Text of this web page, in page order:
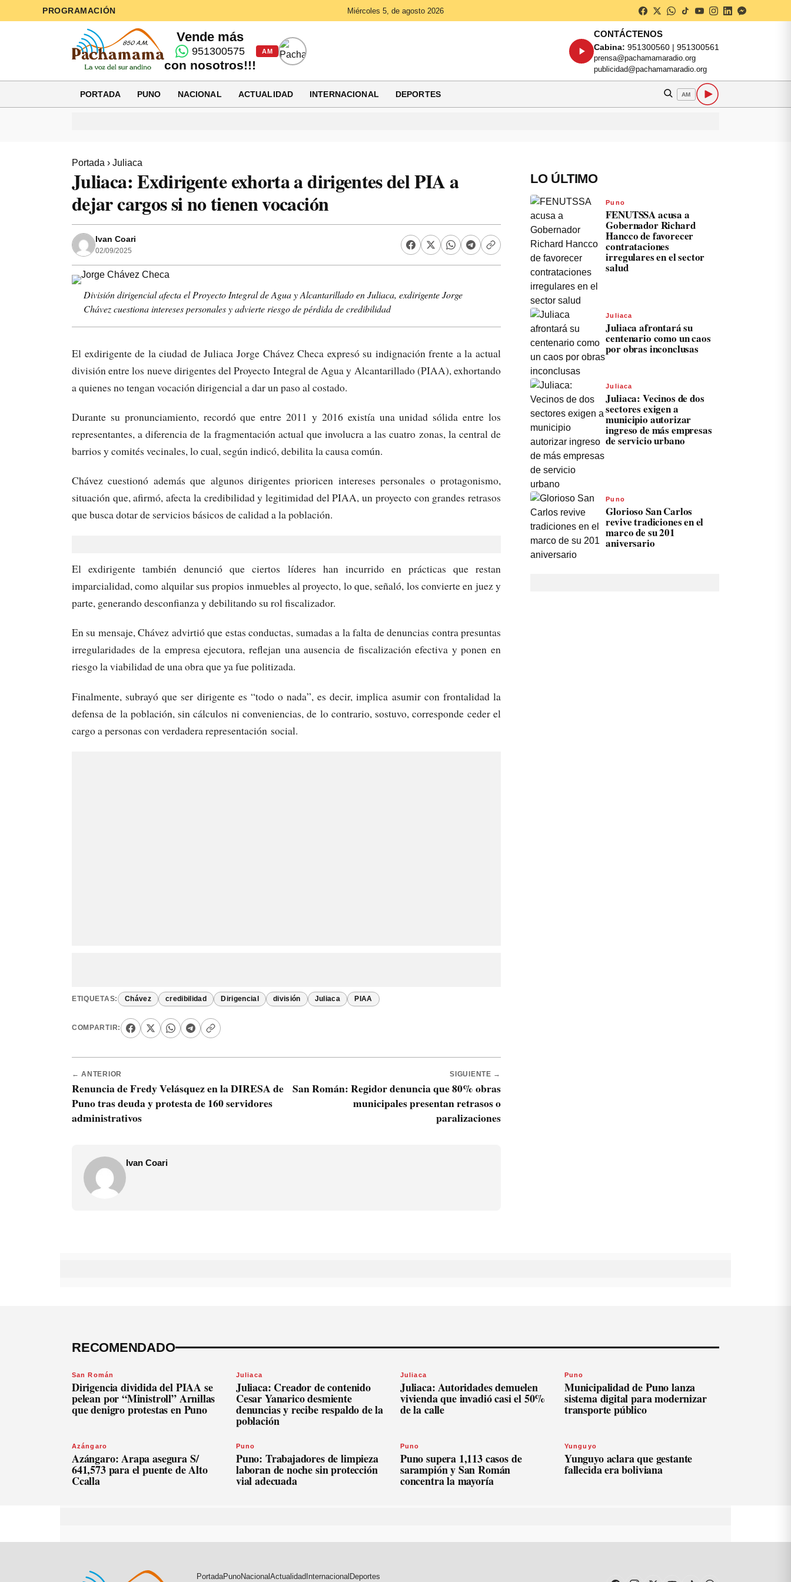
PROGRAMACIÓN Miércoles 5, de agosto 2026
Vende más
951300575
con nosotros!!!
AM
CONTÁCTENOS
Cabina: 951300560 | 951300561
prensa@pachamamaradio.org
publicidad@pachamamaradio.org
PORTADA PUNO NACIONAL ACTUALIDAD INTERNACIONAL DEPORTES AM
Portada › Juliaca
Juliaca: Exdirigente exhorta a dirigentes del PIA a
dejar cargos si no tienen vocación
Ivan Coari
02/09/2025
División dirigencial afecta el Proyecto Integral de Agua y Alcantarillado en Juliaca, exdirigente Jorge
Chávez cuestiona intereses personales y advierte riesgo de pérdida de credibilidad
El exdirigente de la ciudad de Juliaca Jorge Chávez Checa expresó su indignación frente a la actual
división entre los nueve dirigentes del Proyecto Integral de Agua y Alcantarillado (PIAA), exhortando
a quienes no tengan vocación dirigencial a dar un paso al costado.
Durante su pronunciamiento, recordó que entre 2011 y 2016 existía una unidad sólida entre los
representantes, a diferencia de la fragmentación actual que involucra a las cuatro zonas, la central de
barrios y comités vecinales, lo cual, según indicó, debilita la causa común.
Chávez cuestionó además que algunos dirigentes prioricen intereses personales o protagonismo,
situación que, afirmó, afecta la credibilidad y legitimidad del PIAA, un proyecto con grandes retrasos
que busca dotar de servicios básicos de calidad a la población.
El exdirigente también denunció que ciertos líderes han incurrido en prácticas que restan
imparcialidad, como alquilar sus propios inmuebles al proyecto, lo que, señaló, los convierte en juez y
parte, generando desconfianza y debilitando su rol fiscalizador.
En su mensaje, Chávez advirtió que estas conductas, sumadas a la falta de denuncias contra presuntas
irregularidades de la empresa ejecutora, reflejan una ausencia de fiscalización efectiva y ponen en
riesgo la viabilidad de una obra que ya fue politizada.
Finalmente, subrayó que ser dirigente es “todo o nada”, es decir, implica asumir con frontalidad la
defensa de la población, sin cálculos ni conveniencias, de lo contrario, sostuvo, corresponde ceder el
cargo a personas con verdadera representación social.
ETIQUETAS: Chávez credibilidad Dirigencial división Juliaca PIAA
COMPARTIR:
← ANTERIOR
Renuncia de Fredy Velásquez en la DIRESA de
Puno tras deuda y protesta de 160 servidores
administrativos
SIGUIENTE →
San Román: Regidor denuncia que 80% obras
municipales presentan retrasos o
paralizaciones
Ivan Coari
LO ÚLTIMO
Puno
FENUTSSA acusa a
Gobernador Richard
Hancco de favorecer
contrataciones
irregulares en el sector
salud
Juliaca
Juliaca afrontará su
centenario como un caos
por obras inconclusas
Juliaca
Juliaca: Vecinos de dos
sectores exigen a
municipio autorizar
ingreso de más empresas
de servicio urbano
Puno
Glorioso San Carlos
revive tradiciones en el
marco de su 201
aniversario
RECOMENDADO
San Román
Dirigencia dividida del PIAA se
pelean por “Ministroll” Arnillas
que denigro protestas en Puno
Juliaca
Juliaca: Creador de contenido
Cesar Yanarico desmiente
denuncias y recibe respaldo de la
población
Juliaca
Juliaca: Autoridades demuelen
vivienda que invadió casi el 50%
de la calle
Puno
Municipalidad de Puno lanza
sistema digital para modernizar
transporte público
Azángaro
Azángaro: Arapa asegura S/
641,573 para el puente de Alto
Ccalla
Puno
Puno: Trabajadores de limpieza
laboran de noche sin protección
vial adecuada
Puno
Puno supera 1,113 casos de
sarampión y San Román
concentra la mayoría
Yunguyo
Yunguyo aclara que gestante
fallecida era boliviana
PortadaPunoNacionalActualidadInternacionalDeportes